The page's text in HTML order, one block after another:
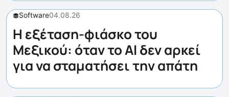
Software04.08.26
Η εξέταση-φιάσκο του
Μεξικού: όταν το AI δεν αρκεί
για να σταματήσει την απάτη